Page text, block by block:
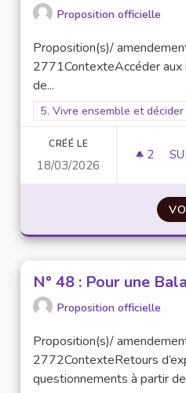
Proposition officielle
Proposition(s)/
2771ContexteAccéder
de...
Filtrer les résultats pour le
5. Vivre ensemble et
CRÉÉ LE
18/03/2026
2 2
N° 48 : Pour une
Proposition officielle
Proposition(s)/
2772ContexteRetours
questionnements à partir de